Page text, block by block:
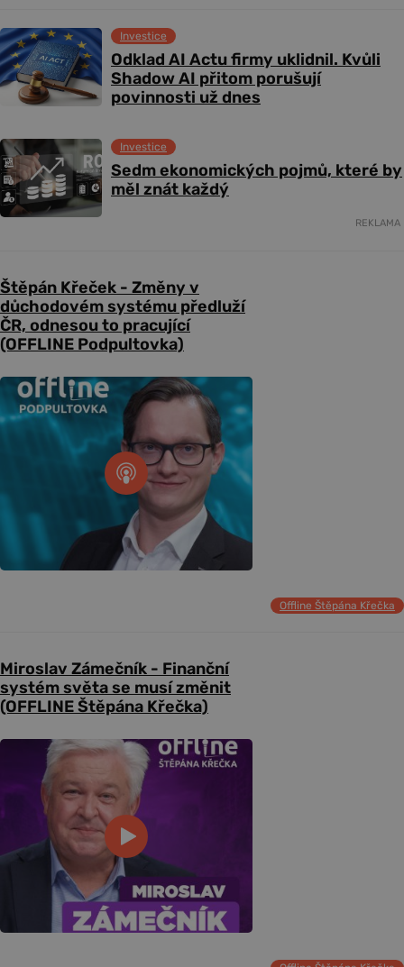
Odklad AI Actu firmy uklidnil. Kvůli
Shadow AI přitom porušují
povinnosti už dnes
Investice
Sedm ekonomických pojmů, které by
měl znát každý
Investice
REKLAMA
Štěpán Křeček - Změny v
důchodovém systému předluží
ČR, odnesou to pracující
(OFFLINE Podpultovka)
Offline Štěpána Křečka
Miroslav Zámečník - Finanční
systém světa se musí změnit
(OFFLINE Štěpána Křečka)